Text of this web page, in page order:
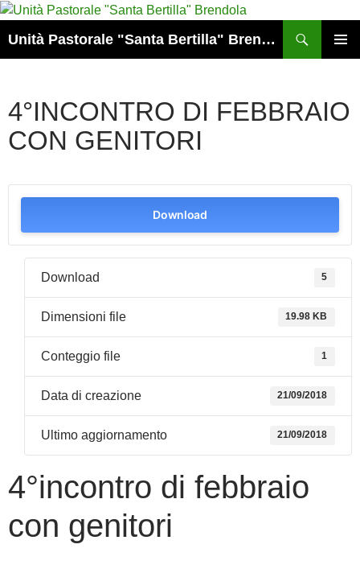
Vai
contenuto
Unità Pastorale "Santa Bertilla" Brendola
4°INCONTRO DI FEBBRAIO
CON GENITORI
Download
Download 5
Dimensioni file 19.98 KB
Conteggio file 1
Data di creazione 21/09/2018
Ultimo aggiornamento 21/09/2018
4°incontro di febbraio
con genitori